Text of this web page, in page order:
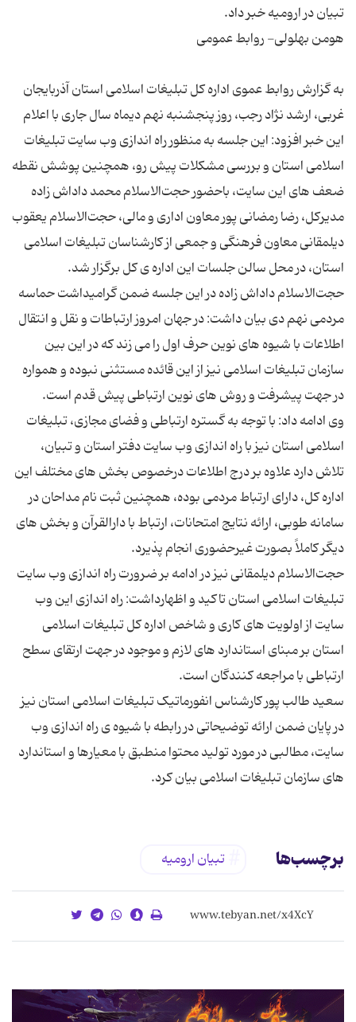
به گزارش روابط عموی اداره کل تبلیغات اسلامی استان آذربایجان
غربی، ارشد نژاد رجب، روز پنجشنبه نهم دیماه سال جاری با اعلام
این خبر افزود: این جلسه به منظور راه اندازی وب سایت تبلیغات
اسلامی استان و بررسی مشکلات پیش رو، همچنین پوشش نقطه
ضعف های این سایت، باحضور حجت‌الاسلام محمد داداش زاده
مدیرکل، رضا رمضانی پور معاون اداری و مالی، حجت‌الاسلام یعقوب
دیلمقانی معاون فرهنگی و جمعی از کارشناسان تبلیغات اسلامی
حجت‌الاسلام داداش زاده در این جلسه ضمن گرامیداشت حماسه
مردمی نهم دی بیان داشت: در جهان امروز ارتباطات و نقل و انتقال
اطلاعات با شیوه های نوین حرف اول را می زند که در این بین
سازمان تبلیغات اسلامی نیز از این قائده مستثنی نبوده و همواره
وی ادامه داد: با توجه به گستره ارتباطی و فضای مجازی، تبلیغات
اسلامی استان نیز با راه اندازی وب سایت دفتر استان و تبیان،
تلاش دارد علاوه بر درج اطلاعات درخصوص بخش های مختلف این
اداره کل، دارای ارتباط مردمی بوده، همچنین ثبت نام مداحان در
سامانه طوبی، ارائه نتایج امتحانات، ارتباط با دارالقرآن و بخش های
حجت‌الاسلام دیلمقانی نیز در ادامه بر ضرورت راه اندازی وب سایت
تبلیغات اسلامی استان تاکید و اظهارداشت: راه اندازی این وب
سایت از اولویت های کاری و شاخص اداره کل تبلیغات اسلامی
استان بر مبنای استاندارد های لازم و موجود در جهت ارتقای سطح
سعید طالب پور کارشناس انفورماتیک تبلیغات اسلامی استان نیز
در پایان ضمن ارائه توضیحاتی در رابطه با شیوه ی راه اندازی وب
سایت، مطالبی در مورد تولید محتوا منطبق با معیارها و استاندارد
های سازمان تبلیغات اسلامی بیان کرد.
برچسب‌ها تبیان ارومیه